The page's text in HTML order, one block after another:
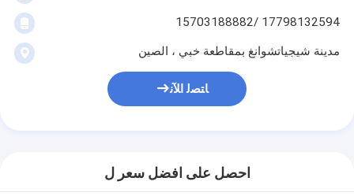
17798132594 /15703188882
مدينة شيجياتشوانغ بمقاطعة خبي ، الصين
ﺎﺘﺼﻟ ﺍﻶﻧ
احصل على افضل سعر ل